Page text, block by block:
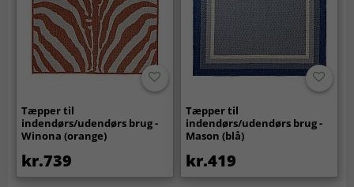
Tæpper til
indendørs/udendørs brug -
Winona (orange)
kr.739
Tæpper til
indendørs/udendørs brug -
Mason (blå)
kr.419